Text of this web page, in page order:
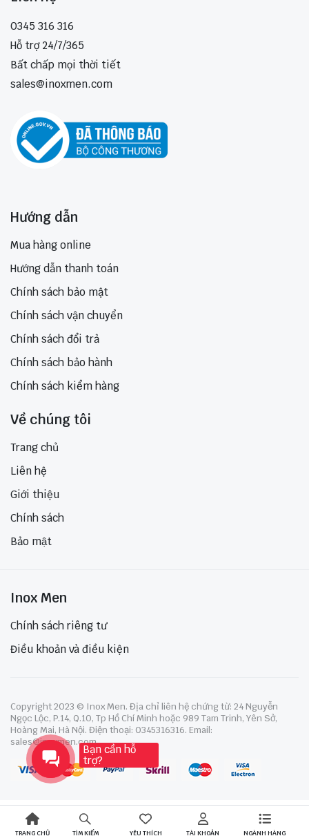
0345 316 316
Hỗ trợ 24/7/365
Bất chấp mọi thời tiết
sales@inoxmen.com
Hướng dẫn
Mua hàng online
Hướng dẫn thanh toán
Chính sách bảo mật
Chính sách vận chuyển
Chính sách đổi trả
Chính sách bảo hành
Chính sách kiểm hàng
Về chúng tôi
Trang chủ
Liên hệ
Giới thiệu
Chính sách
Bảo mật
Inox Men
Chính sách riêng tư
Điều khoản và điều kiện
Copyright 2023 © Inox Men. Địa chỉ liên hệ chứng từ: 24 Nguyễn
Ngọc Lộc, P.14, Q.10, Tp Hồ Chí Minh hoặc 989 Tam Trinh, Yên Sở,
Hoàng Mai, Hà Nội. Điện thoại: 0345316316. Email:
sales@inoxmen.com
Bạn cần hỗ
trợ?
TRANG CHỦ TÌM KIẾM YÊU THÍCH TÀI KHOẢN NGÀNH HÀNG